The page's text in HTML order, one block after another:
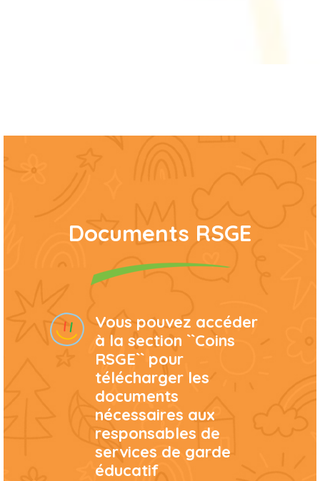
Documents RSGE
Vous pouvez accéder
à la section ``Coins
RSGE`` pour
télécharger les
documents
nécessaires aux
responsables de
services de garde
éducatif